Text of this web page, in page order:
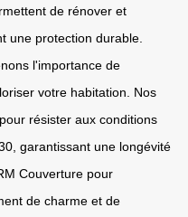
de rénover et
une protection durable.
l'importance de
votre habitation. Nos
résister aux conditions
garantissant une longévité
Couverture pour
de charme et de